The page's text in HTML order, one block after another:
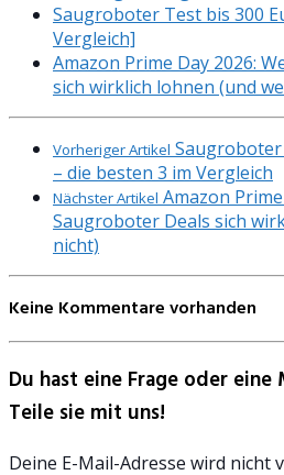
Saugroboter Test bis 300
Vergleich]
Amazon Prime Day 2026:
sich wirklich lohnen (und
Vorheriger Artikel
– die besten 3 im Vergleich
Nächster Artikel Amazon
Saugroboter Deals sich
nicht)
Keine Kommentare vorhanden
Du hast eine Frage oder
Teile sie mit uns!
Deine E-Mail-Adresse wird nicht